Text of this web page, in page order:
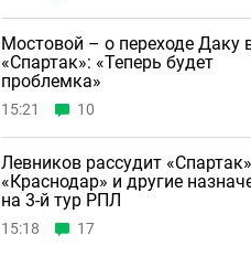
Мостовой – о переходе Даку
«Спартак»: «Теперь будет
проблемка»
15:21 10
Левников рассудит
«Краснодар» и другие
на 3-й тур РПЛ
15:18 17